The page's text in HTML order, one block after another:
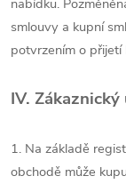
smlouvy a kupní
potvrzením o přijetí
IV. Zákaznický
1. Na základě
obchodě může